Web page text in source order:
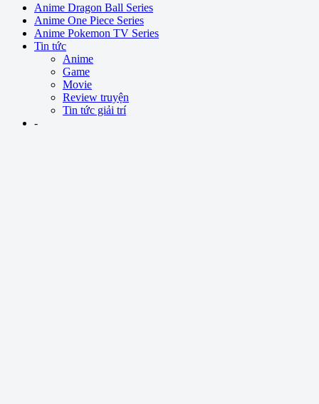
Anime Dragon Ball Series
Anime One Piece Series
Anime Pokemon TV Series
Tin tức
Anime
Game
Movie
Review truyện
Tin tức giải trí
-